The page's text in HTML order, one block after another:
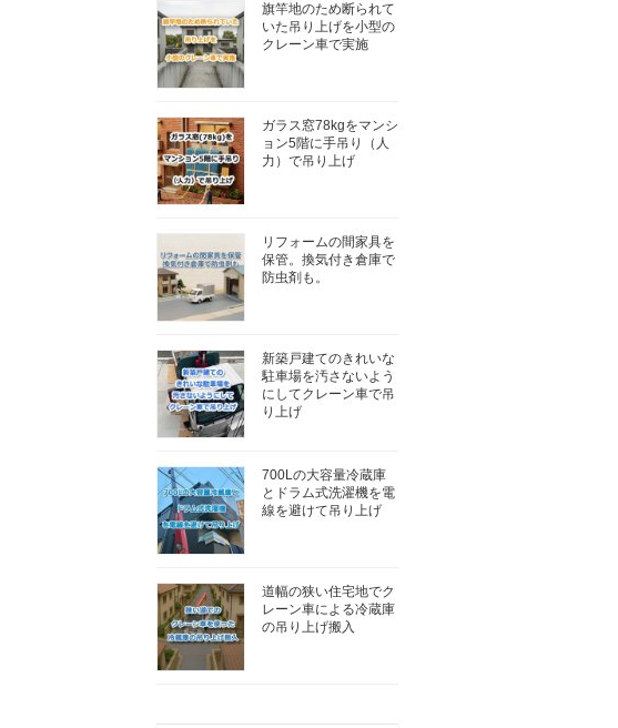
旗竿地のため断られて
いた吊り上げを小型の
クレーン車で実施
ガラス窓78kgをマンシ
ョン5階に手吊り（人
力）で吊り上げ
リフォームの間家具を
保管。換気付き倉庫で
防虫剤も。
新築戸建てのきれいな
駐車場を汚さないよう
にしてクレーン車で吊
り上げ
700Lの大容量冷蔵庫
とドラム式洗濯機を電
線を避けて吊り上げ
道幅の狭い住宅地でク
レーン車による冷蔵庫
の吊り上げ搬入